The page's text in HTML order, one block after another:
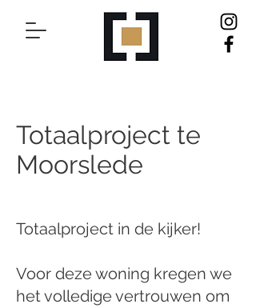
Totaalproject te
Moorslede
Totaalproject in de kijker!
Voor deze woning kregen we
het volledige vertrouwen om